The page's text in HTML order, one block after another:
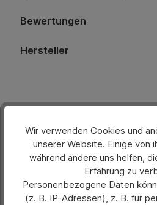
Bewertungen
Hersteller
Produktgalerie überspringen
Zubehör
Wir verwenden Cookies und
unserer Website. Einige von
während andere uns helfen,
Erfahrung zu
Personenbezogene Daten
(z. B. IP-Adressen), z. B. für